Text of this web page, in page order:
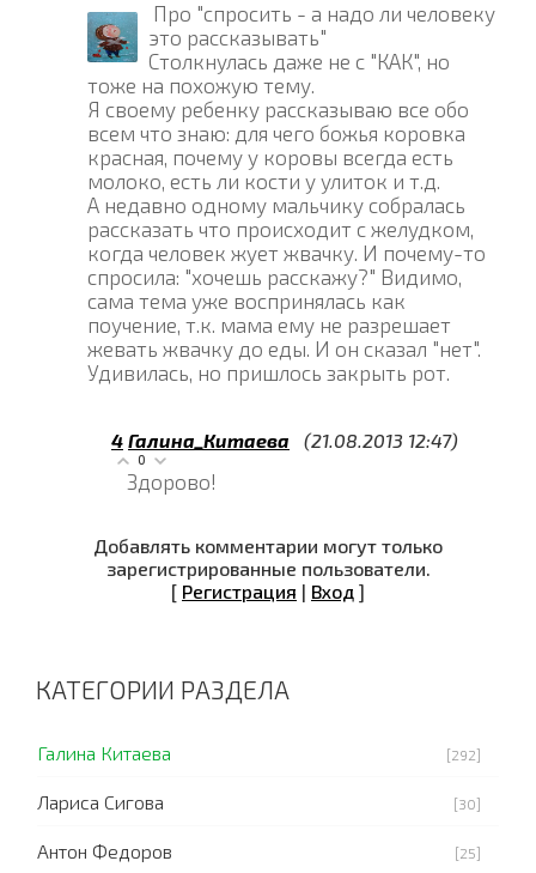
Про "спросить - а надо ли человеку
это рассказывать"
Столкнулась даже не с "КАК", но
тоже на похожую тему.
Я своему ребенку рассказываю все обо
всем что знаю: для чего божья коровка
красная, почему у коровы всегда есть
молоко, есть ли кости у улиток и т.д.
А недавно одному мальчику собралась
рассказать что происходит с желудком,
когда человек жует жвачку. И почему-то
спросила: "хочешь расскажу?" Видимо,
сама тема уже воспринялась как
поучение, т.к. мама ему не разрешает
жевать жвачку до еды. И он сказал "нет".
Удивилась, но пришлось закрыть рот.
4 Галина_Китаева (21.08.2013 12:47)
0
Здорово!
Добавлять комментарии могут только
зарегистрированные пользователи.
[ Регистрация | Вход ]
КАТЕГОРИИ РАЗДЕЛА
Галина Китаева [292]
Лариса Сигова [30]
Антон Федоров [25]